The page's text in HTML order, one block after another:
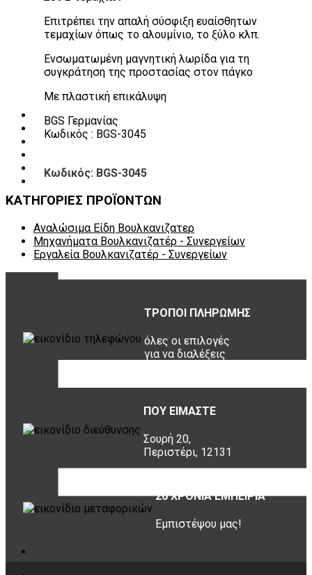
Εξοπλισμός Συνεργείου & Βουλκανιζατερ
Λεβιέδες – Σταυροί
Εργαλεία φρένων
Εργαλεία χειρός συνεργείου
Διάφορα Είδη Φανοποιείου
Αναλώσιμα Είδη Συνεργείου
ΚΑΤΑΛΟΓΟΣ
DOWNLOADS
VIDEO & ΝΕΑ
B2B
Επιτρέπει την απαλή σύσφιξη ευαίσθητων
τεμαχίων όπως το αλουμίνιο, το ξύλο κλπ.
Ενσωματωμένη μαγνητική λωρίδα για τη
συγκράτηση της προστασίας στον πάγκο
Με πλαστική επικάλυψη
BGS Γερμανίας
Κωδικός : BGS-3045
Κωδικός: BGS-3045
ΚΑΤΗΓΟΡΙΕΣ ΠΡΟΪΟΝΤΩΝ
Αναλώσιμα Είδη Βουλκανιζατερ
Μηχανήματα Βουλκανιζατέρ - Συνεργείων
Εργαλεία Βουλκανιζατέρ - Συνεργείων
ΤΡΟΠΟΙ ΠΛΗΡΩΜΗΣ
όλες οι επιλογές
για να διαλέξεις
ΠΟΥ ΕΙΜΑΣΤΕ
Σουρή 20,
Περιστέρι, 12131
20 ΧΡΟΝΙΑ ΕΜΠΕΙΡΙΑ
Εμπιστέψου μας!